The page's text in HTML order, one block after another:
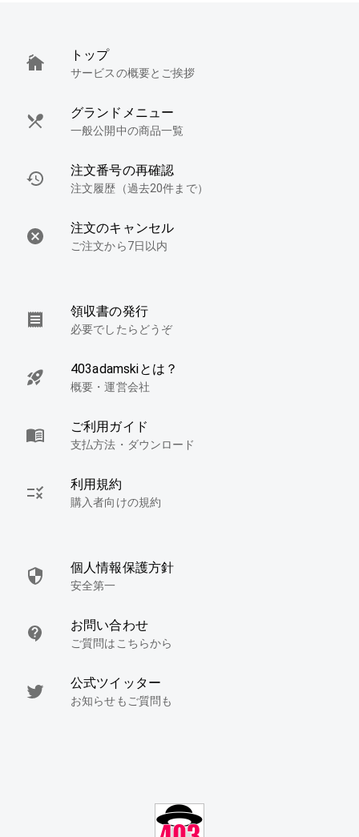
トップ
サービスの概要とご挨拶
グランドメニュー
一般公開中の商品一覧
注文番号の再確認
注文履歴（過去20件まで）
注文のキャンセル
ご注文から7日以内
領収書の発行
必要でしたらどうぞ
403adamskiとは？
概要・運営会社
ご利用ガイド
支払方法・ダウンロード
利用規約
購入者向けの規約
個人情報保護方針
安全第一
お問い合わせ
ご質問はこちらから
公式ツイッター
お知らせもご質問も